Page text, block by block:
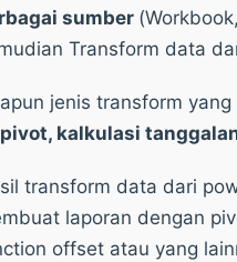
sumber
Transform data
jenis transform
kalkulasi
transform data dari
laporan dengan
offset atau yang